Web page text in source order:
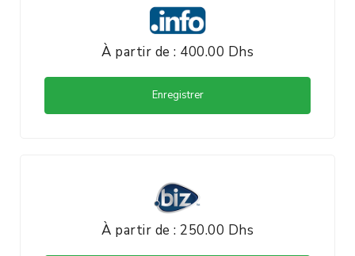
À partir de : 400.00 Dhs
Enregistrer
À partir de : 250.00 Dhs